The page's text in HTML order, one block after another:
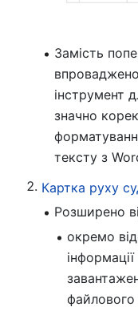
Замість
інструмент
значно
тексту з
Картка руху
Розширено
окремо